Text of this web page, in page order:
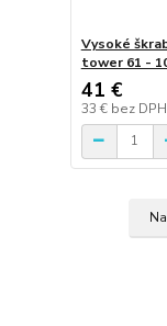
Vysoké
tower 61 -
41 €
33 € bez DPH